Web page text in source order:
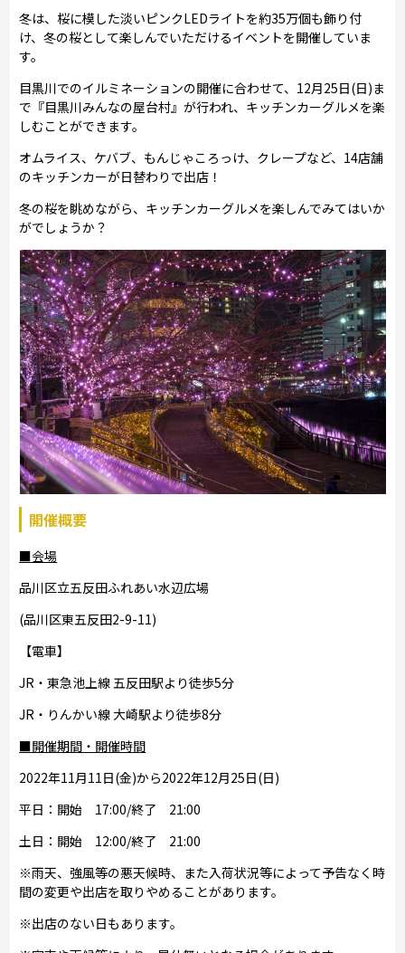
冬は、桜に模した淡いピンクLEDライトを約35万個も飾り付
け、冬の桜として楽しんでいただけるイベントを開催していま
す。
目黒川でのイルミネーションの開催に合わせて、12月25日(日)ま
で『目黒川みんなの屋台村』が行われ、キッチンカーグルメを楽
しむことができます。
オムライス、ケバブ、もんじゃころっけ、クレープなど、14店舗
のキッチンカーが日替わりで出店！
冬の桜を眺めながら、キッチンカーグルメを楽しんでみてはいか
がでしょうか？
開催概要
■会場
品川区立五反田ふれあい水辺広場
(品川区東五反田2-9-11)
【電車】
JR・東急池上線 五反田駅より徒歩5分
JR・りんかい線 大崎駅より徒歩8分
■開催期間・開催時間
2022年11月11日(金)から2022年12月25日(日)
平日：開始 17:00/終了 21:00
土日：開始 12:00/終了 21:00
※雨天、強風等の悪天候時、また入荷状況等によって予告なく時
間の変更や出店を取りやめることがあります。
※出店のない日もあります。